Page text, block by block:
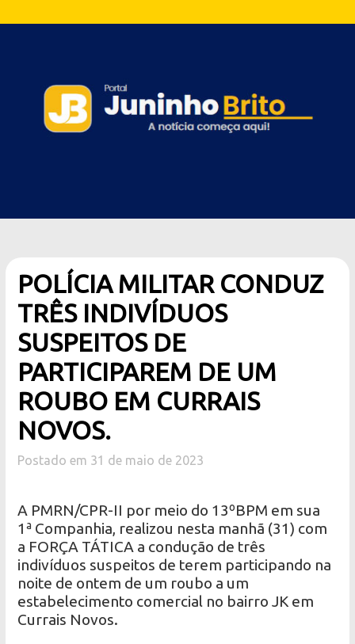
POLÍCIA MILITAR CONDUZ
TRÊS INDIVÍDUOS
SUSPEITOS DE
PARTICIPAREM DE UM
ROUBO EM CURRAIS
NOVOS.
Postado em 31 de maio de 2023
A PMRN/CPR-II por meio do 13ºBPM em sua
1ª Companhia, realizou nesta manhã (31) com
a FORÇA TÁTICA a condução de três
indivíduos suspeitos de terem participando na
noite de ontem de um roubo a um
estabelecimento comercial no bairro JK em
Currais Novos.